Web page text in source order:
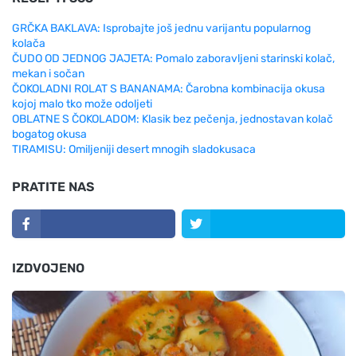
GRČKA BAKLAVA: Isprobajte još jednu varijantu popularnog
kolača
ČUDO OD JEDNOG JAJETA: Pomalo zaboravljeni starinski kolač,
mekan i sočan
ČOKOLADNI ROLAT S BANANAMA: Čarobna kombinacija okusa
kojoj malo tko može odoljeti
OBLATNE S ČOKOLADOM: Klasik bez pečenja, jednostavan kolač
bogatog okusa
TIRAMISU: Omiljeniji desert mnogih sladokusaca
PRATITE NAS
IZDVOJENO